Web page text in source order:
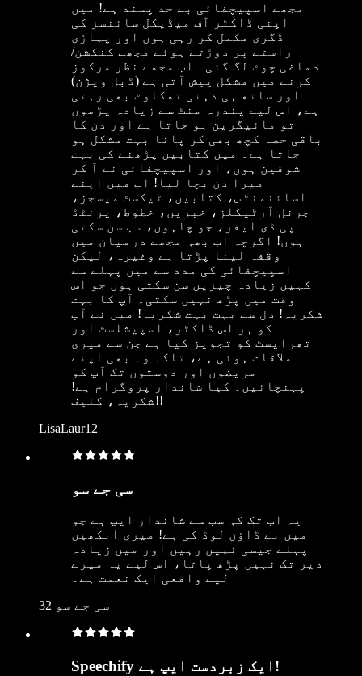
مجھے اسپیچفائی بے حد پسند ہے! میں
اپنی ڈاکٹر آف میڈیکل سائنسز کی
ڈگری مکمل کر رہی ہوں اور پہاڑی
راستے پر دوڑتے ہوئے مجھے کنکشن/
دماغی چوٹ لگ گئی۔ اب مجھے نظر مرکوز
کرنے میں مشکل پیش آتی ہے (ڈبل ویژن)
اور ساتھ ہی ذہنی تھکاوٹ بھی رہتی
ہے، اس لیے پندرہ منٹ سے زیادہ پڑھوں
تو مائیگرین ہو جاتا ہے اور دن کا
باقی حصہ کچھ بھی کر پانا بہت مشکل ہو
جاتا ہے۔ میں کتابیں پڑھنے کی بہت
شوقین ہوں، اور اسپیچفائی نے آ کر
میرا دن بچا لیا! اب میں اپنے
اسائنمنٹس، کتابیں، ٹیکسٹ میسجز،
جرنل آرٹیکلز، خبریں، خطوط، پرنٹڈ
پی ڈی ایفز، جو چاہوں، سب سن سکتی
ہوں! اگرچہ اب بھی مجھے درمیان میں
وقفہ لینا پڑتا ہے وغیرہ، لیکن
اسپیچفائی کی مدد سے میں پہلے سے
کہیں زیادہ چیزیں سن سکتی ہوں جو اس
وقت میں پڑھ نہیں سکتی۔ آپ کا بہت
شکریہ! دل سے بہت بہت شکریہ! میں نے آپ
کو ہر اس ڈاکٹر، اسپیشلسٹ اور
تھراپسٹ کو تجویز کیا ہے جن سے میری
ملاقات ہوئی ہے، تاکہ وہ بھی اپنے
مریضوں اور دوستوں تک آپ کو
پہنچائیں۔ کیا شاندار پروگرام ہے!
شکریہ، کلیف!!
LisaLaur12
سی جے سو
یہ اب تک کی سب سے شاندار ایپ ہے جو
میں نے ڈاؤن لوڈ کی ہے! میری آنکھیں
پہلے جیسی نہیں رہیں اور میں زیادہ
دیر تک نہیں پڑھ پاتا، اس لیے یہ میرے
لیے واقعی ایک نعمت ہے۔
سی جے سو 32
Speechify ایک زبردست ایپ ہے!